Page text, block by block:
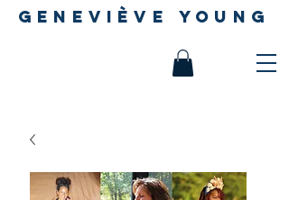
geneviève young